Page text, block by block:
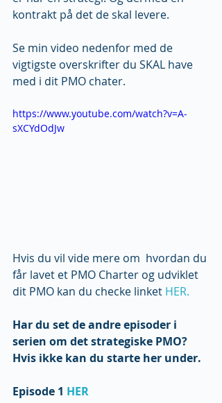
kontrakt på det de skal levere.
Se min video nedenfor med de
vigtigste overskrifter du SKAL have
med i dit PMO chater.
https://www.youtube.com/watch?v=A-
sXCYdOdJw
Hvis du vil vide mere om  hvordan du
får lavet et PMO Charter og udviklet
dit PMO kan du checke linket HER.
Har du set de andre episoder i
serien om det strategiske PMO?
Hvis ikke kan du starte her under.
Episode 1 HER